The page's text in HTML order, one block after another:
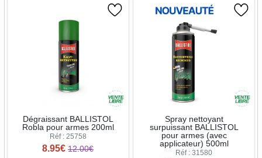
Dégraissant BALLISTOL
Robla pour armes 200ml
Réf : 25758
8.95€ 12.00€
Spray nettoyant
surpuissant BALLISTOL
pour armes (avec
applicateur) 500ml
Réf : 31580